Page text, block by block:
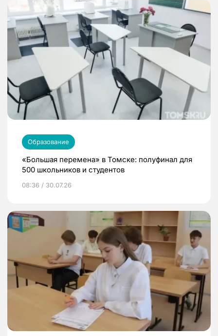
Образование
«Большая перемена» в Томске: полуфинал для
500 школьников и студентов
08:36 / 30.07.26